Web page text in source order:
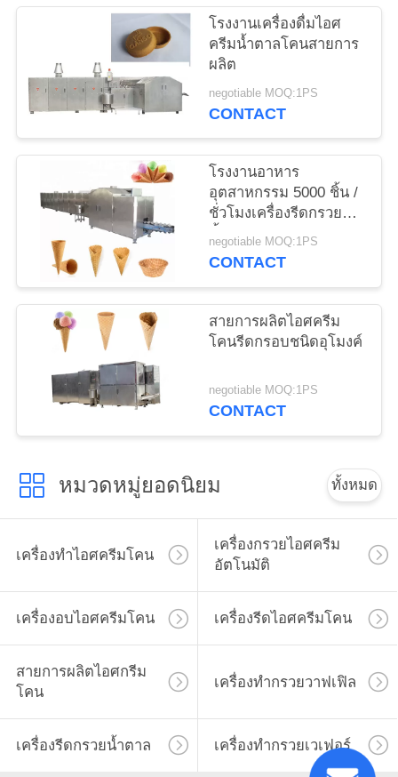
ราคา
แผนผัง
PRIVACY
POLICY
โรงงานเครื่องดื่มไอศ
ครีมน้ำตาลโคนสายการ
ผลิต
negotiable MOQ:1PS
CONTACT
โรงงานอาหาร
อุตสาหกรรม 5000 ชิ้น /
ชั่วโมงเครื่องรีดกรวย
น้ำตาล
negotiable MOQ:1PS
CONTACT
สายการผลิตไอศครีม
โคนรีดกรอบชนิดอุโมงค์
negotiable MOQ:1PS
CONTACT
หมวดหมู่ยอดนิยม ทั้งหมด
เครื่องทำไอศครีมโคน
เครื่องกรวยไอศครีม
อัตโนมัติ
เครื่องอบไอศครีมโคน เครื่องรีดไอศครีมโคน
สายการผลิตไอศกรีม
โคน
เครื่องทำกรวยวาฟเฟิล
เครื่องรีดกรวยน้ำตาล เครื่องทำกรวยเวเฟอร์